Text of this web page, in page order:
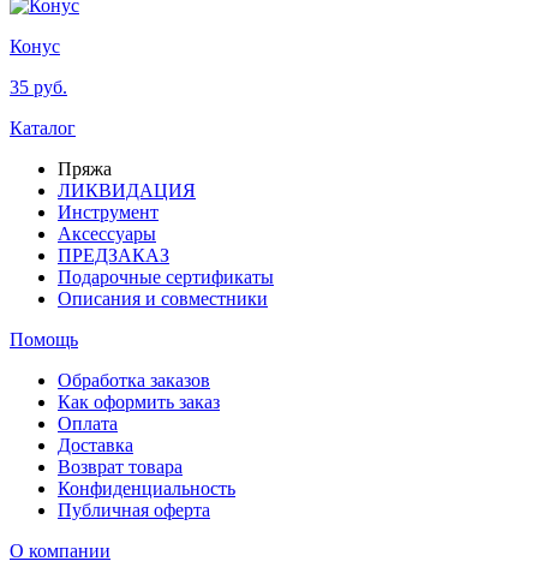
Конус
35 руб.
Каталог
Пряжа
ЛИКВИДАЦИЯ
Инструмент
Аксессуары
ПРЕДЗАКАЗ
Подарочные сертификаты
Описания и совместники
Помощь
Обработка заказов
Как оформить заказ
Оплата
Доставка
Возврат товара
Конфиденциальность
Публичная оферта
О компании